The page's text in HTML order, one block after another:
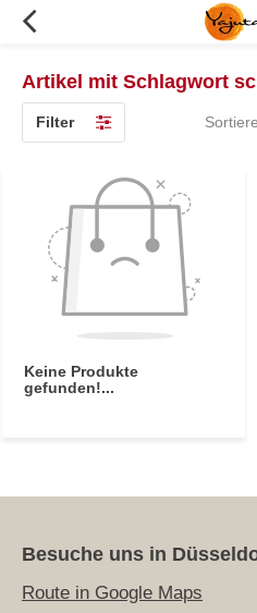
Artikel mit Schlagwort
Filter
Keine Produkte
gefunden!...
Besuche uns in
Route in Google Maps